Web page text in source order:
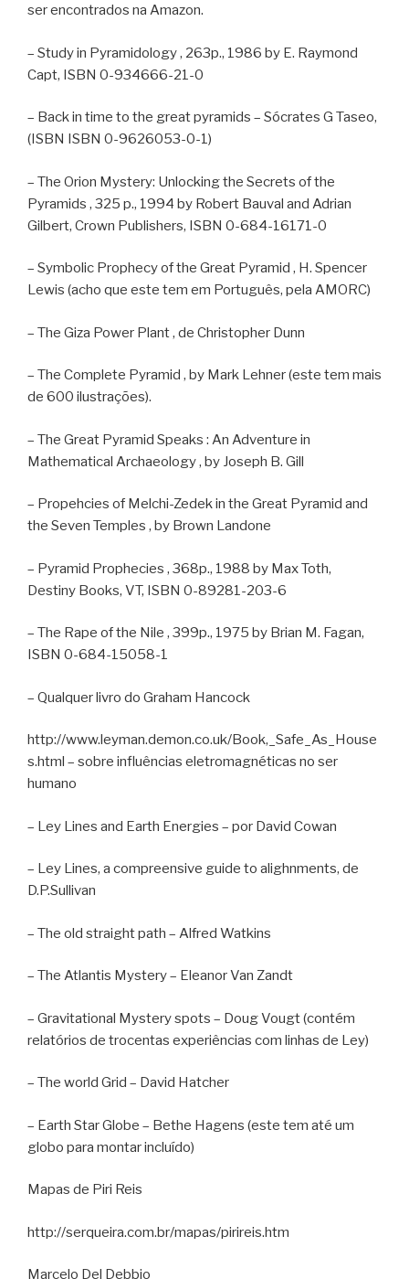
ser encontrados na Amazon.
– Study in Pyramidology , 263p., 1986 by E. Raymond
Capt, ISBN 0-934666-21-0
– Back in time to the great pyramids – Sócrates G Taseo,
(ISBN ISBN 0-9626053-0-1)
– The Orion Mystery: Unlocking the Secrets of the
Pyramids , 325 p., 1994 by Robert Bauval and Adrian
Gilbert, Crown Publishers, ISBN 0-684-16171-0
– Symbolic Prophecy of the Great Pyramid , H. Spencer
Lewis (acho que este tem em Português, pela AMORC)
– The Giza Power Plant , de Christopher Dunn
– The Complete Pyramid , by Mark Lehner (este tem mais
de 600 ilustrações).
– The Great Pyramid Speaks : An Adventure in
Mathematical Archaeology , by Joseph B. Gill
– Propehcies of Melchi-Zedek in the Great Pyramid and
the Seven Temples , by Brown Landone
– Pyramid Prophecies , 368p., 1988 by Max Toth,
Destiny Books, VT, ISBN 0-89281-203-6
– The Rape of the Nile , 399p., 1975 by Brian M. Fagan,
ISBN 0-684-15058-1
– Qualquer livro do Graham Hancock
http://www.leyman.demon.co.uk/Book,_Safe_As_House
s.html – sobre influências eletromagnéticas no ser
humano
– Ley Lines and Earth Energies – por David Cowan
– Ley Lines, a compreensive guide to alighnments, de
D.P.Sullivan
– The old straight path – Alfred Watkins
– The Atlantis Mystery – Eleanor Van Zandt
– Gravitational Mystery spots – Doug Vougt (contém
relatórios de trocentas experiências com linhas de Ley)
– The world Grid – David Hatcher
– Earth Star Globe – Bethe Hagens (este tem até um
globo para montar incluído)
Mapas de Piri Reis
http://serqueira.com.br/mapas/pirireis.htm
Marcelo Del Debbio